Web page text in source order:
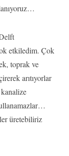
etkiledim. Çok
toprak ve
arıtıyorlar
üretebiliriz